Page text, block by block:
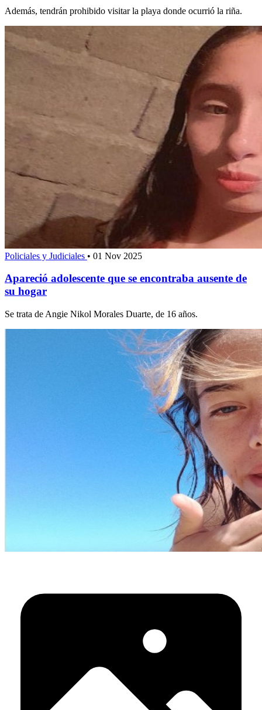
Además, tendrán prohibido visitar la playa donde ocurrió la riña.
Policiales y Judiciales • 01 Nov 2025
Apareció adolescente que se encontraba ausente de
su hogar
Se trata de Angie Nikol Morales Duarte, de 16 años.